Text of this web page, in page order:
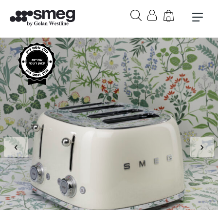
0
בקבוק אורבן 1 ליטר בצבע לבן
₪279
+